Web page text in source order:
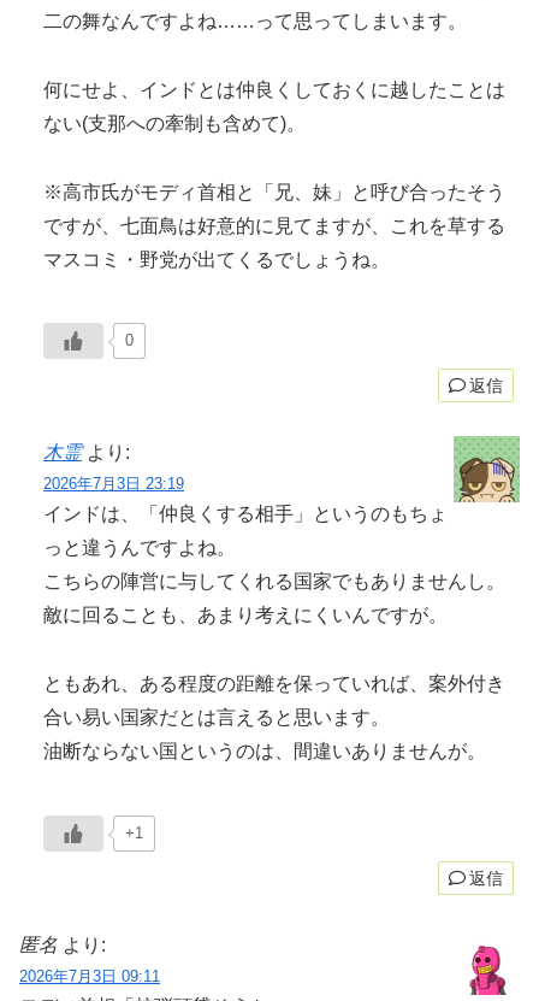
二の舞なんですよね……って思ってしまいます。
何にせよ、インドとは仲良くしておくに越したことは
ない(支那への牽制も含めて)。
※高市氏がモディ首相と「兄、妹」と呼び合ったそう
ですが、七面鳥は好意的に見てますが、これを草する
マスコミ・野党が出てくるでしょうね。
0
返信
木霊 より:
2026年7月3日 23:19
インドは、「仲良くする相手」というのもちょ
っと違うんですよね。
こちらの陣営に与してくれる国家でもありませんし。
敵に回ることも、あまり考えにくいんですが。
ともあれ、ある程度の距離を保っていれば、案外付き
合い易い国家だとは言えると思います。
油断ならない国というのは、間違いありませんが。
+1
返信
匿名 より:
2026年7月3日 09:11